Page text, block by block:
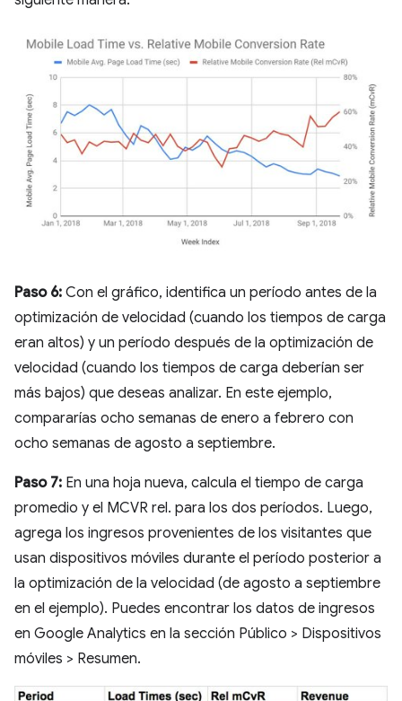
Paso 6: Con el gráfico, identifica un período antes de la
optimización de velocidad (cuando los tiempos de carga
eran altos) y un período después de la optimización de
velocidad (cuando los tiempos de carga deberían ser
más bajos) que deseas analizar. En este ejemplo,
compararías ocho semanas de enero a febrero con
ocho semanas de agosto a septiembre.
Paso 7: En una hoja nueva, calcula el tiempo de carga
promedio y el MCVR rel. para los dos períodos. Luego,
agrega los ingresos provenientes de los visitantes que
usan dispositivos móviles durante el período posterior a
la optimización de la velocidad (de agosto a septiembre
en el ejemplo). Puedes encontrar los datos de ingresos
en Google Analytics en la sección Público > Dispositivos
móviles > Resumen.